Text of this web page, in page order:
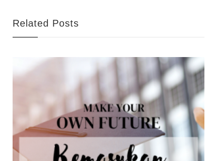
Related Posts